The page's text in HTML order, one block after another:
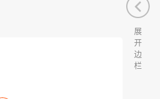
展
开
边
栏